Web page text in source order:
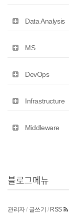
Data Analysis
MS
DevOps
Infrastructure
Middleware
블로그메뉴
관리자/ 글쓰기 / RSS